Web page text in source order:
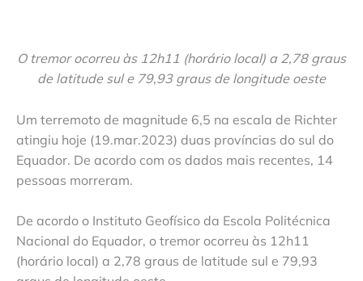
O tremor ocorreu às 12h11 (horário local) a 2,78 graus
de latitude sul e 79,93 graus de longitude oeste
Um terremoto de magnitude 6,5 na escala de Richter
atingiu hoje (19.mar.2023) duas províncias do sul do
Equador. De acordo com os dados mais recentes, 14
pessoas morreram.
De acordo o Instituto Geofísico da Escola Politécnica
Nacional do Equador, o tremor ocorreu às 12h11
(horário local) a 2,78 graus de latitude sul e 79,93